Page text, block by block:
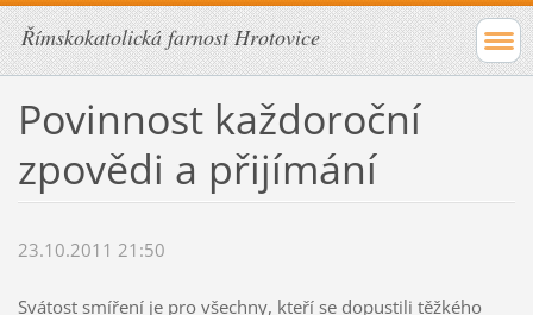
Římskokatolická farnost Hrotovice
Povinnost každoroční
zpovědi a přijímání
23.10.2011 21:50
Svátost smíření je pro všechny, kteří se dopustili těžkého